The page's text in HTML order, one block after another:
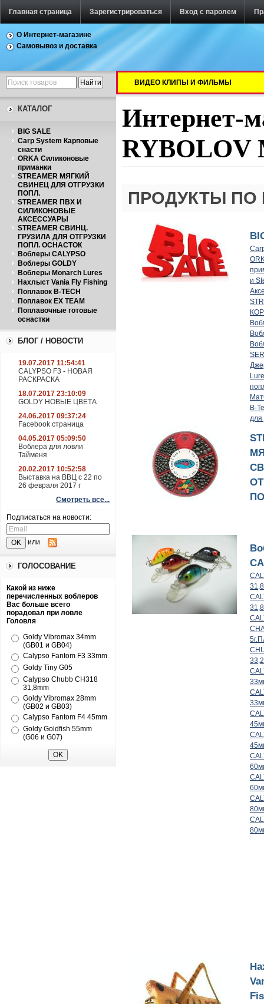
Главная страница Зарегистрироваться Вход с паролем
О Интернет-магазине
Самовывоз и доставка
КАТАЛОГ
BIG SALE
Carp System Карповые
снасти
ORKA Силиконовые
приманки
STREAMER МЯГКИЙ
СВИНЕЦ ДЛЯ ОТГРУЗКИ
ПОПЛ.
STREAMER ПВХ И
СИЛИКОНОВЫЕ
АКСЕССУАРЫ
STREAMER СВИНЦ.
ГРУЗИЛА ДЛЯ ОТГРУЗКИ
ПОПЛ. ОСНАСТОК
Воблеры CALYPSO
Воблеры GOLDY
Воблеры Monarch Lures
Нахлыст Vania Fly Fishing
Поплавок B-TECH
Поплавок EX TEAM
Поплавочные готовые
оснастки
БЛОГ / НОВОСТИ
19.07.2017 11:54:41
CALYPSO F3 - НОВАЯ
РАСКРАСКА
18.07.2017 23:10:09
GOLDY НОВЫЕ ЦВЕТА
24.06.2017 09:37:24
Facebook страница
04.05.2017 05:09:50
Воблера для ловли
Тайменя
20.02.2017 10:52:58
Выставка на ВВЦ с 22 по
26 февраля 2017 г
Смотреть все...
Подписаться на новости:
или
ГОЛОСОВАНИЕ
Какой из ниже
перечисленных воблеров
Вас больше всего
порадовал при ловле
Головля
Goldy Vibromax 34mm
(GB01 и GB04)
Calypso Fantom F3 33mm
Goldy Tiny G05
Calypso Chubb CH318
31,8mm
Goldy Vibromax 28mm
(GB02 и GB03)
Calypso Fantom F4 45mm
Goldy Goldfish 55mm
(G06 и G07)
ВИДЕО КЛИПЫ И ФИЛЬМЫ
Интернет-
RYBOLOV
ПРОДУКТЫ ПО
и
B-
для